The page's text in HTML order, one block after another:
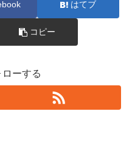
はてブ
コピー
ーする